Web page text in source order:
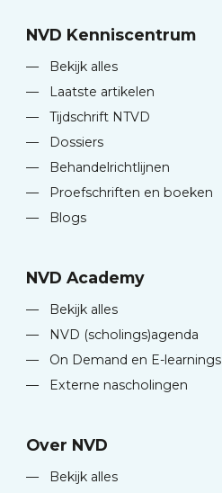
NVD Kenniscentrum
—
Bekijk alles
—
Laatste artikelen
—
Tijdschrift NTVD
—
Dossiers
—
Behandelrichtlijnen
—
Proefschriften en boeken
—
Blogs
NVD Academy
—
Bekijk alles
—
NVD (scholings)agenda
—
On Demand en E-learnings
—
Externe nascholingen
Over NVD
—
Bekijk alles